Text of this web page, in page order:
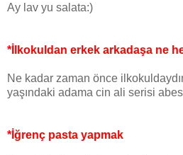
Ay lav yu salata:)
*İlkokuldan erkek arkadaşa ne
Ne kadar zaman önce
yaşındaki adama cin ali serisi
*İğrenç pasta yapmak